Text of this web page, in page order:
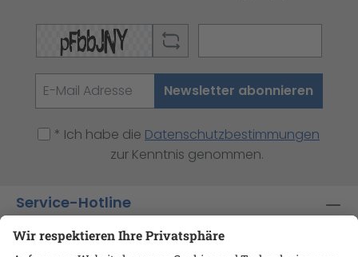
Newsletter abonnieren
* Ich habe die Datenschutzbestimmungen
zur Kenntnis genommen.
Service-Hotline